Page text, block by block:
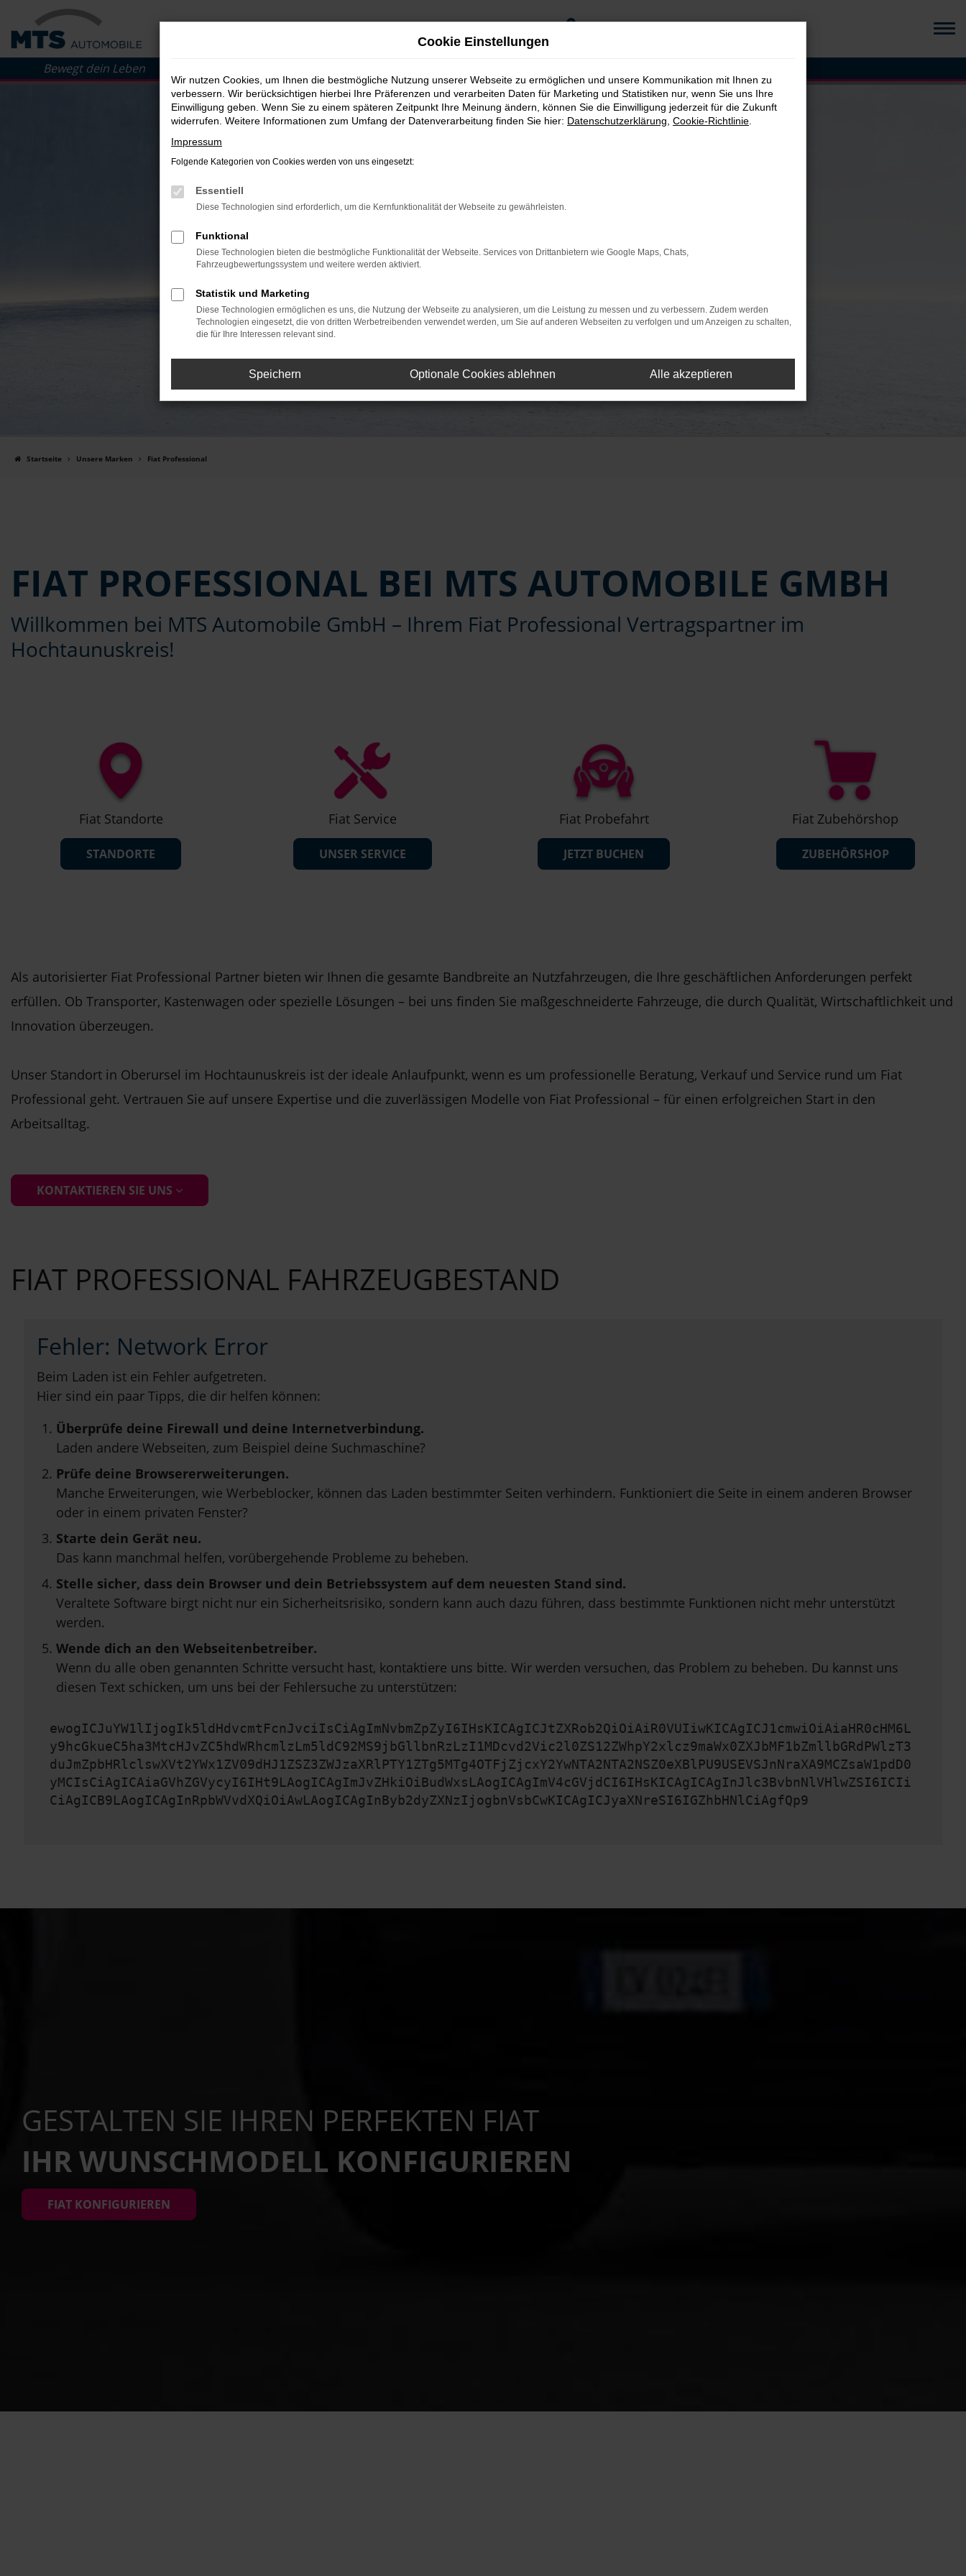
Zum
Hauptinhalt
springen
0
Startseite Unsere Marken Fiat Professional
FIAT PROFESSIONAL BEI MTS AUTOMOBILE GMBH
Willkommen bei MTS Automobile GmbH – Ihrem Fiat Professional Vertragspartner im
Hochtaunuskreis!
Fiat Standorte
STANDORTE
Fiat Service
UNSER SERVICE
Fiat Probefahrt
JETZT BUCHEN
Fiat Zubehörshop
ZUBEHÖRSHOP
Als autorisierter Fiat Professional Partner bieten wir Ihnen die gesamte Bandbreite an Nutzfahrzeugen, die Ihre geschäftlichen Anforderungen perfekt
erfüllen. Ob Transporter, Kastenwagen oder spezielle Lösungen – bei uns finden Sie maßgeschneiderte Fahrzeuge, die durch Qualität, Wirtschaftlichkeit und
Innovation überzeugen.
Unser Standort in Oberursel im Hochtaunuskreis ist der ideale Anlaufpunkt, wenn es um professionelle Beratung, Verkauf und Service rund um Fiat
Professional geht. Vertrauen Sie auf unsere Expertise und die zuverlässigen Modelle von Fiat Professional – für einen erfolgreichen Start in den
Arbeitsalltag.
KONTAKTIEREN SIE UNS
FIAT PROFESSIONAL FAHRZEUGBESTAND
Fehler: Network Error
Beim Laden ist ein Fehler aufgetreten.
Hier sind ein paar Tipps, die dir helfen können:
Überprüfe deine Firewall und deine Internetverbindung.
Laden andere Webseiten, zum Beispiel deine Suchmaschine?
Prüfe deine Browsererweiterungen.
Manche Erweiterungen, wie Werbeblocker, können das Laden bestimmter Seiten verhindern. Funktioniert die Seite in einem anderen Browser
oder in einem privaten Fenster?
Starte dein Gerät neu.
Das kann manchmal helfen, vorübergehende Probleme zu beheben.
Stelle sicher, dass dein Browser und dein Betriebssystem auf dem neuesten Stand sind.
Veraltete Software birgt nicht nur ein Sicherheitsrisiko, sondern kann auch dazu führen, dass bestimmte Funktionen nicht mehr unterstützt
werden.
Wende dich an den Webseitenbetreiber.
Wenn du alle oben genannten Schritte versucht hast, kontaktiere uns bitte. Wir werden versuchen, das Problem zu beheben. Du kannst uns
diesen Text schicken, um uns bei der Fehlersuche zu unterstützen:
ewogICJuYW1lIjogIk5ldHdvcmtFcnJvciIsCiAgImNvbmZpZyI6IHsKICAgICJtZXRob2QiOiAiR0VUIiwKICAgICJ1cmwiOiAiaHR0cHM6L
y9hcGkueC5ha3MtcHJvZC5hdWRhcmlzLm5ldC92MS9jbGllbnRzLzI1MDcvd2Vic2l0ZS12ZWhpY2xlcz9maWx0ZXJbMF1bZmllbGRdPWlzT3
duJmZpbHRlclswXVt2YWx1ZV09dHJ1ZSZ3ZWJzaXRlPTY1ZTg5MTg4OTFjZjcxY2YwNTA2NTA2NSZ0eXBlPU9USEVSJnNraXA9MCZsaW1pdD0
yMCIsCiAgICAiaGVhZGVycyI6IHt9LAogICAgImJvZHkiOiBudWxsLAogICAgImV4cGVjdCI6IHsKICAgICAgInJlc3BvbnNlVHlwZSI6ICIi
CiAgICB9LAogICAgInRpbWVvdXQiOiAwLAogICAgInByb2dyZXNzIjogbnVsbCwKICAgICJyaXNreSI6IGZhbHNlCiAgfQp9
GESTALTEN SIE IHREN PERFEKTEN FIAT
IHR WUNSCHMODELL KONFIGURIEREN
FIAT KONFIGURIEREN
Cookie Einstellungen
Wir nutzen Cookies, um Ihnen die bestmögliche Nutzung unserer Webseite zu ermöglichen und unsere Kommunikation mit Ihnen zu
verbessern. Wir berücksichtigen hierbei Ihre Präferenzen und verarbeiten Daten für Marketing und Statistiken nur, wenn Sie uns Ihre
Einwilligung geben. Wenn Sie zu einem späteren Zeitpunkt Ihre Meinung ändern, können Sie die Einwilligung jederzeit für die Zukunft
widerrufen. Weitere Informationen zum Umfang der Datenverarbeitung finden Sie hier: Datenschutzerklärung Cookie-Richtlinie
Impressum
Folgende Kategorien von Cookies werden von uns eingesetzt:
Essentiell
Diese Technologien sind erforderlich, um die Kernfunktionalität der Webseite zu gewährleisten.
Funktional
Diese Technologien bieten die bestmögliche Funktionalität der Webseite. Services von Drittanbietern wie Google Maps, Chats,
Fahrzeugbewertungssystem und weitere werden aktiviert.
Statistik und Marketing
Diese Technologien ermöglichen es uns, die Nutzung der Webseite zu analysieren, um die Leistung zu messen und zu verbessern. Zudem werden
Technologien eingesetzt, die von dritten Werbetreibenden verwendet werden, um Sie auf anderen Webseiten zu verfolgen und um Anzeigen zu schalten,
die für Ihre Interessen relevant sind.
Speichern Optionale Cookies ablehnen Alle akzeptieren